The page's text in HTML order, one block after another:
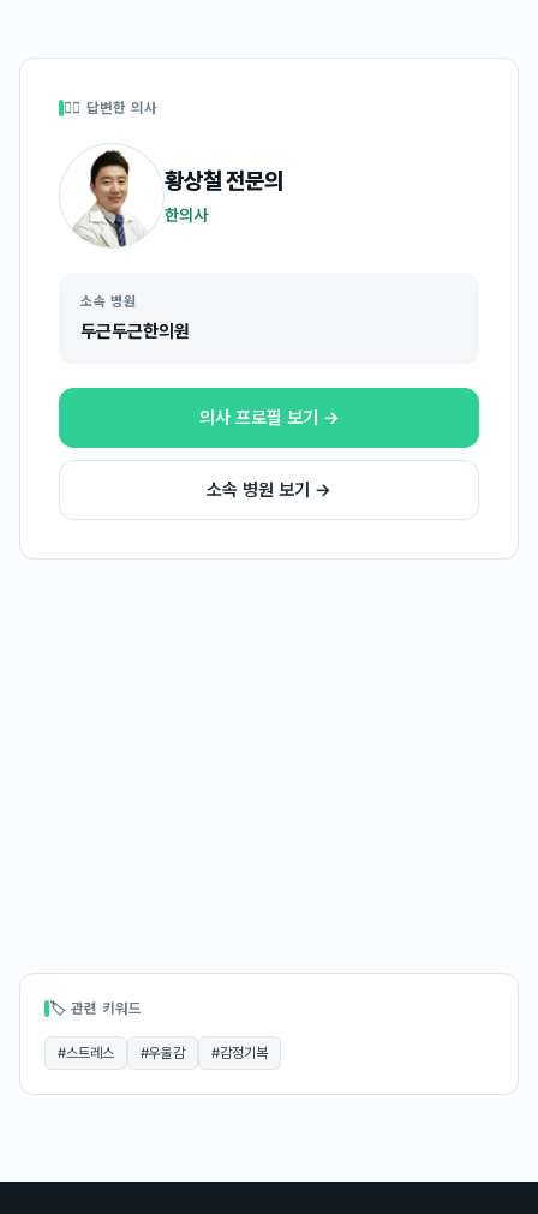
👩‍⚕️ 답변한 의사
황상철전문의
한의사
소속 병원
두근두근한의원
의사 프로필 보기 →
소속 병원 보기 →
🏷 관련 키워드
#스트레스 #우울감 #감정기복